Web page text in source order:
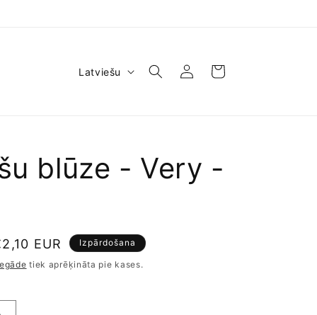
V
d
a
Latviešu PieslēgtiesRatiņi
blūze - Very -
EUR Izpārdošana
tiek aprēķināta pie kases.